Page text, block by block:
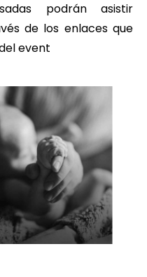
podrán asistir
de los enlaces que
event